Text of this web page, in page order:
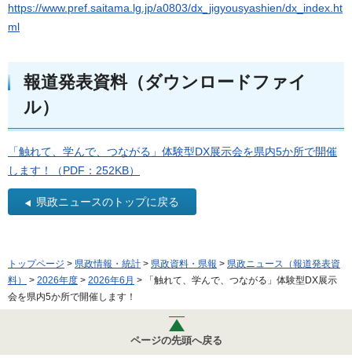
https://www.pref.saitama.lg.jp/a0803/dx_jigyousyashien/dx_index.ht
ml
報道発表資料（ダウンロードファイ
ル）
「触れて、学んで、つながる」体験型DX展示会を県内5か所で開催
します！（PDF：252KB）
県政ニュースのトップに戻る
トップページ > 県政情報・統計 > 県政資料・県報 > 県政ニュース（報道発表資
料）
> 2026年度 > 2026年6月 > 「触れて、学んで、つながる」体験型DX展示
会を県内5か所で開催します！
ページの先頭へ戻る